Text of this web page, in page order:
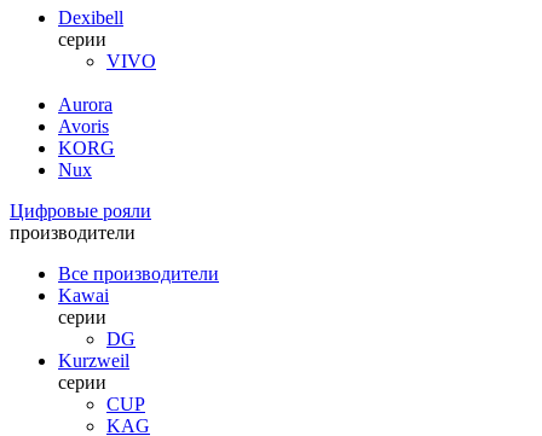
Dexibell
серии
VIVO
Aurora
Avoris
KORG
Nux
Цифровые рояли
производители
Все производители
Kawai
серии
DG
Kurzweil
серии
CUP
KAG